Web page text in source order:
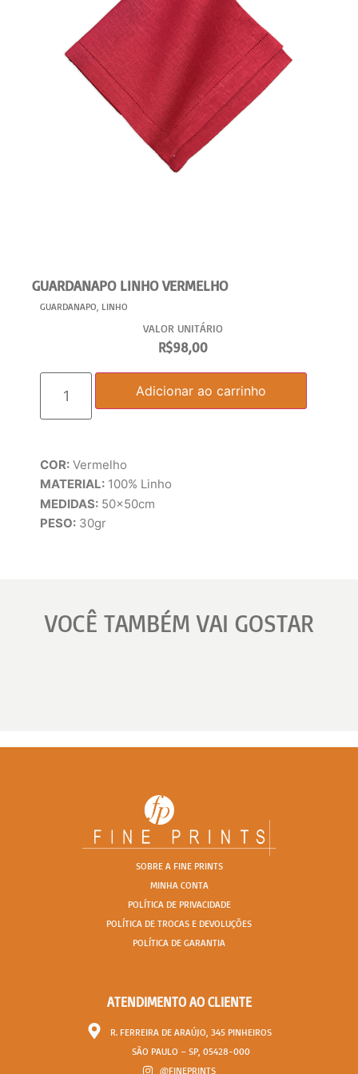
GUARDANAPO LINHO VERMELHO
GUARDANAPO LINHO
VALOR UNITÁRIO
R$98,00
Adicionar ao carrinho
COR: Vermelho
MATERIAL: 100% Linho
MEDIDAS: 50x50cm
PESO: 30gr
VOCÊ TAMBÉM VAI GOSTAR
SOBRE A FINE PRINTS
MINHA CONTA
POLÍTICA DE PRIVACIDADE
POLÍTICA DE TROCAS E DEVOLUÇÕES
POLÍTICA DE GARANTIA
ATENDIMENTO AO CLIENTE
R. FERREIRA DE ARAÚJO, 345 PINHEIROS
SÃO PAULO – SP, 05428-000
@FINEPRINTS